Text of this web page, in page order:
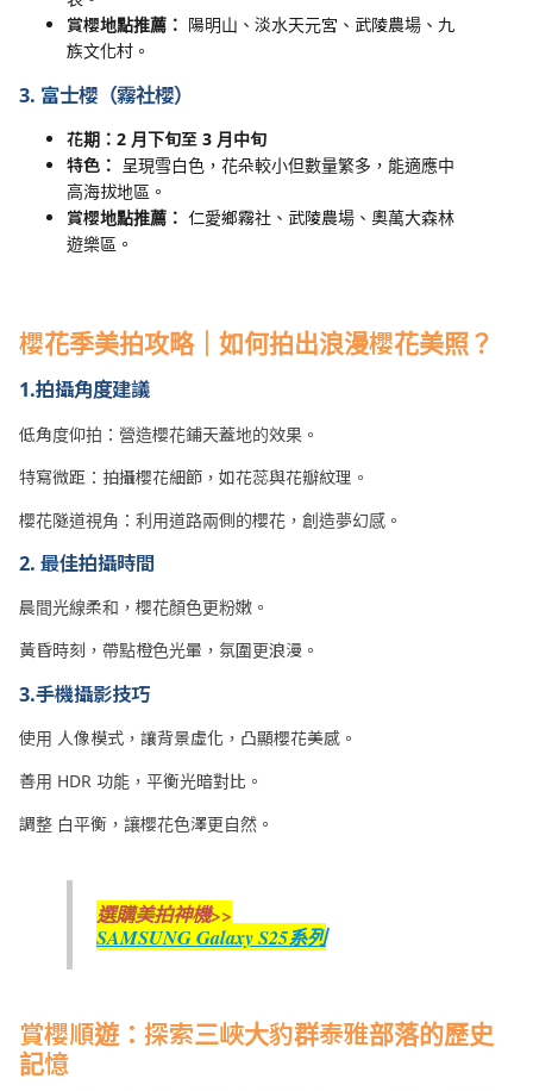
賞櫻地點推薦： 陽明山、淡水天元宮、武陵農場、九
族文化村。
3. 富士櫻（霧社櫻）
花期：2 月下旬至 3 月中旬
特色： 呈現雪白色，花朵較小但數量繁多，能適應中
高海拔地區。
賞櫻地點推薦： 仁愛鄉霧社、武陵農場、奧萬大森林
遊樂區。
櫻花季美拍攻略｜如何拍出浪漫櫻花美照？
1.拍攝角度建議
低角度仰拍：營造櫻花鋪天蓋地的效果。
特寫微距：拍攝櫻花細節，如花蕊與花瓣紋理。
櫻花隧道視角：利用道路兩側的櫻花，創造夢幻感。
2. 最佳拍攝時間
晨間光線柔和，櫻花顏色更粉嫩。
黃昏時刻，帶點橙色光暈，氛圍更浪漫。
3.手機攝影技巧
使用 人像模式，讓背景虛化，凸顯櫻花美感。
善用 HDR 功能，平衡光暗對比。
調整 白平衡，讓櫻花色澤更自然。
選購美拍神機>>
SAMSUNG Galaxy S25系列
賞櫻順遊：探索三峽大豹群泰雅部落的歷史
記憶